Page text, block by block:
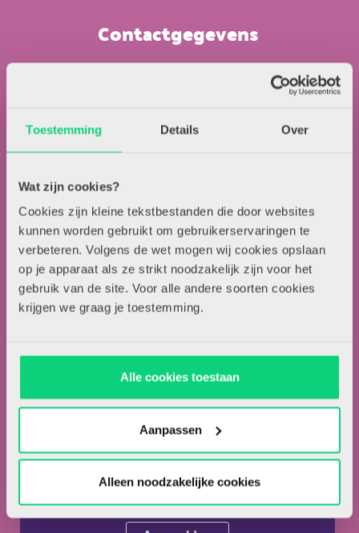
Toestemming Details Over
Wat zijn cookies?
Cookies zijn kleine tekstbestanden die door websites
kunnen worden gebruikt om gebruikerservaringen te
verbeteren. Volgens de wet mogen wij cookies opslaan
op je apparaat als ze strikt noodzakelijk zijn voor het
gebruik van de site. Voor alle andere soorten cookies
krijgen we graag je toestemming.
Alle cookies toestaan
Aanpassen
Alleen noodzakelijke cookies
Nieuwsbrief
Ik ga akkoord met de privacyvoorwaarden.
Ik ben abonnee van HJK.
Over HJK
Artikel insturen
Adverteren in HJK
Contact
Contactgegevens
5041 SE Tilburg